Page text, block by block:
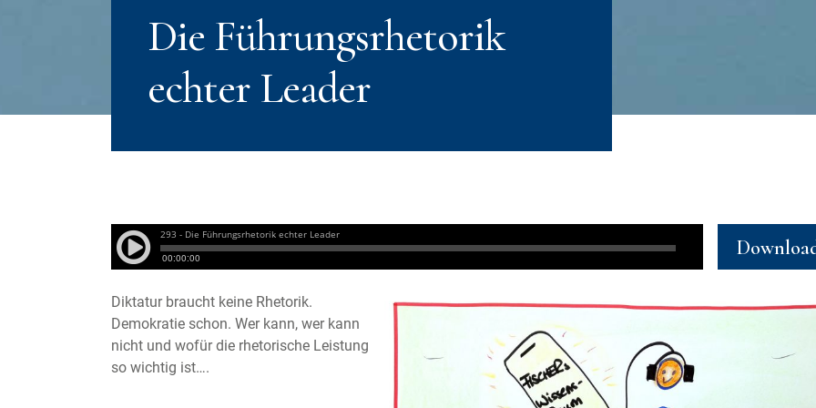
Die Führungsrhetorik
echter Leader
Diktatur braucht keine Rhetorik.
Demokratie schon. Wer kann, wer kann
nicht und wofür die rhetorische Leistung
so wichtig ist….